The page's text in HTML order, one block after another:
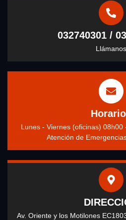
032740301 /
Llámanos
Lunes - Viernes (oficinas)
Atención de
Av. Oriente y los Motilones